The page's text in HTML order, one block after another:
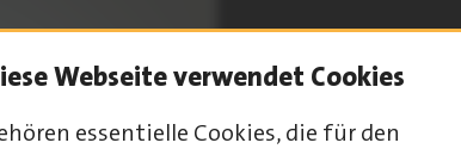
Webseite verwendet Cookies
essentielle Cookies, die für den